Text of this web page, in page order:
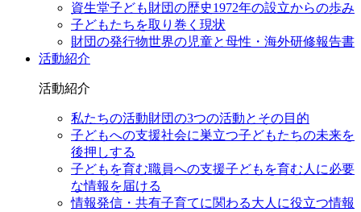
資生堂子ども財団の歴史1972年の設立からの歩み
子どもたちを取り巻く現状
財団の発行物世界の児童と母性・海外研修報告書
活動紹介
活動紹介
私たちの活動財団の3つの活動とその目的
子どもへの支援社会に巣立つ子どもたちの未来を
後押しする
子どもを育む職員への支援子どもを育む人に必要
な情報を届ける
情報発信・共有子育てに関わる大人に役立つ情報